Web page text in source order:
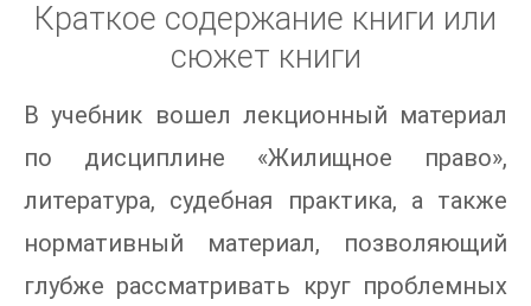
Краткое содержание книги или
сюжет книги
В учебник вошел лекционный материал
по дисциплине «Жилищное право»,
литература, судебная практика, а также
нормативный материал, позволяющий
глубже рассматривать круг проблемных